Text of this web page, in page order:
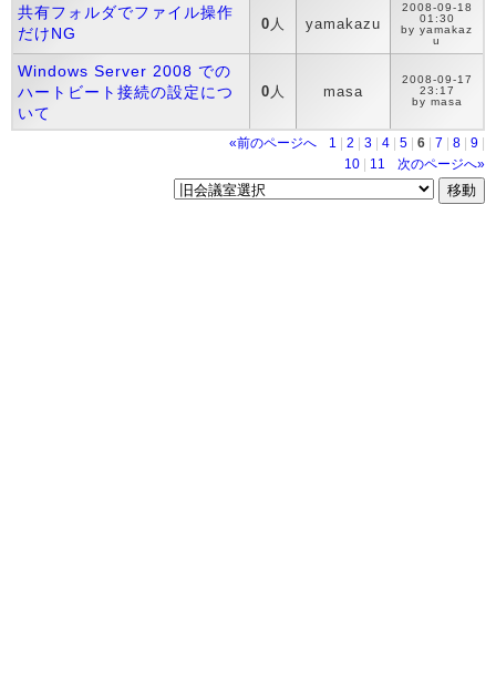
共有フォルダでファイル操作
だけNG
0 人 yamakazu
2008-09-18
01:30
by yamakaz
u
Windows Server 2008 での
ハートビート接続の設定につ
いて
0 人 masa
2008-09-17
23:17
by masa
«前のページへ 1 2 3 4 5 6 7 8 9
10
11 次のページへ»